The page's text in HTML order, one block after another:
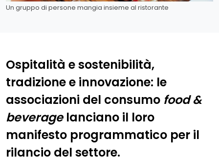
Un gruppo di persone mangia insieme al ristorante
Ospitalità e sostenibilità,
tradizione e innovazione: le
associazioni del consumo food &
beveragelanciano il loro
manifesto programmatico per il
rilancio del settore.